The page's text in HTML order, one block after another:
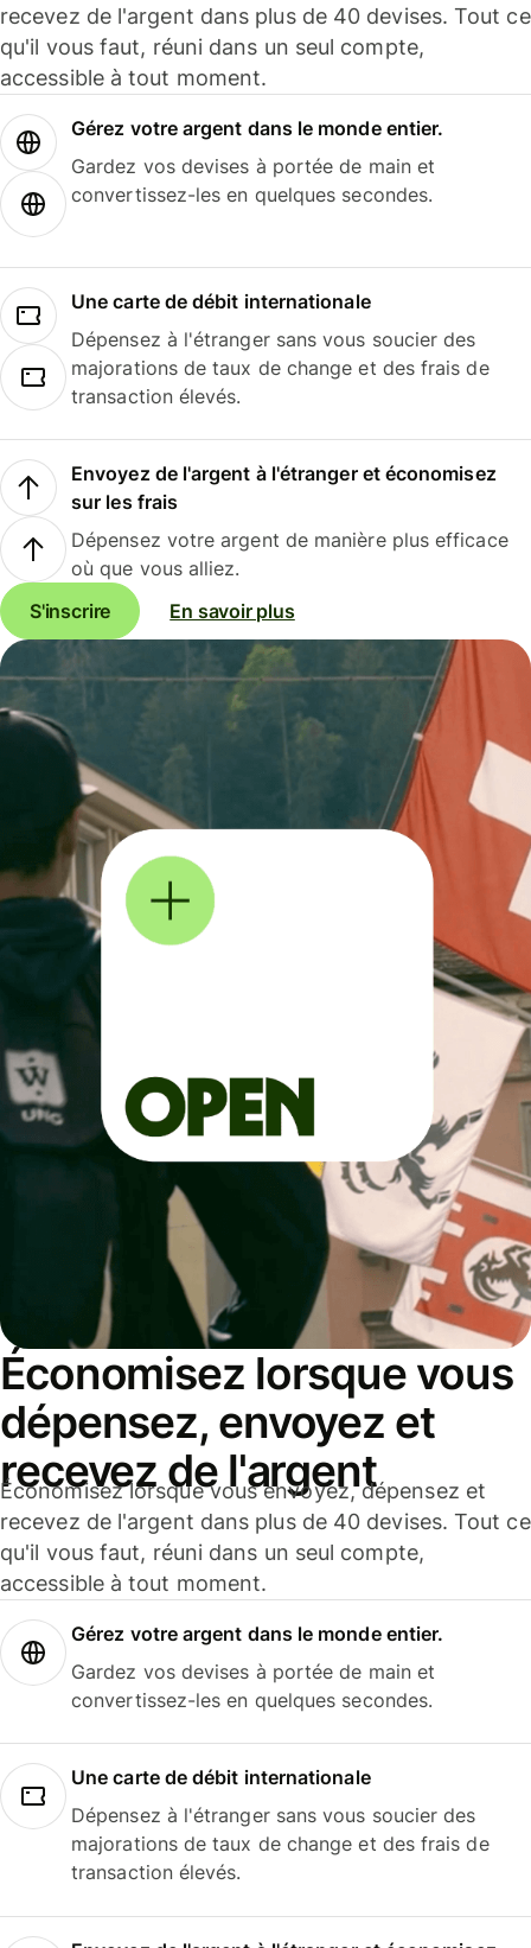
recevez de l'argent dans plus de 40 devises. Tout ce
qu'il vous faut, réuni dans un seul compte,
accessible à tout moment.
Gérez votre argent dans le monde entier.
Gardez vos devises à portée de main et
convertissez-les en quelques secondes.
Une carte de débit internationale
Dépensez à l'étranger sans vous soucier des
majorations de taux de change et des frais de
transaction élevés.
Envoyez de l'argent à l'étranger et économisez
sur les frais
Dépensez votre argent de manière plus efficace
où que vous alliez.
S'inscrire
En savoir plus
Économisez lorsque vous
dépensez, envoyez et
recevez de l'argent
Économisez lorsque vous envoyez, dépensez et
recevez de l'argent dans plus de 40 devises. Tout ce
qu'il vous faut, réuni dans un seul compte,
accessible à tout moment.
Gérez votre argent dans le monde entier.
Gardez vos devises à portée de main et
convertissez-les en quelques secondes.
Une carte de débit internationale
Dépensez à l'étranger sans vous soucier des
majorations de taux de change et des frais de
transaction élevés.